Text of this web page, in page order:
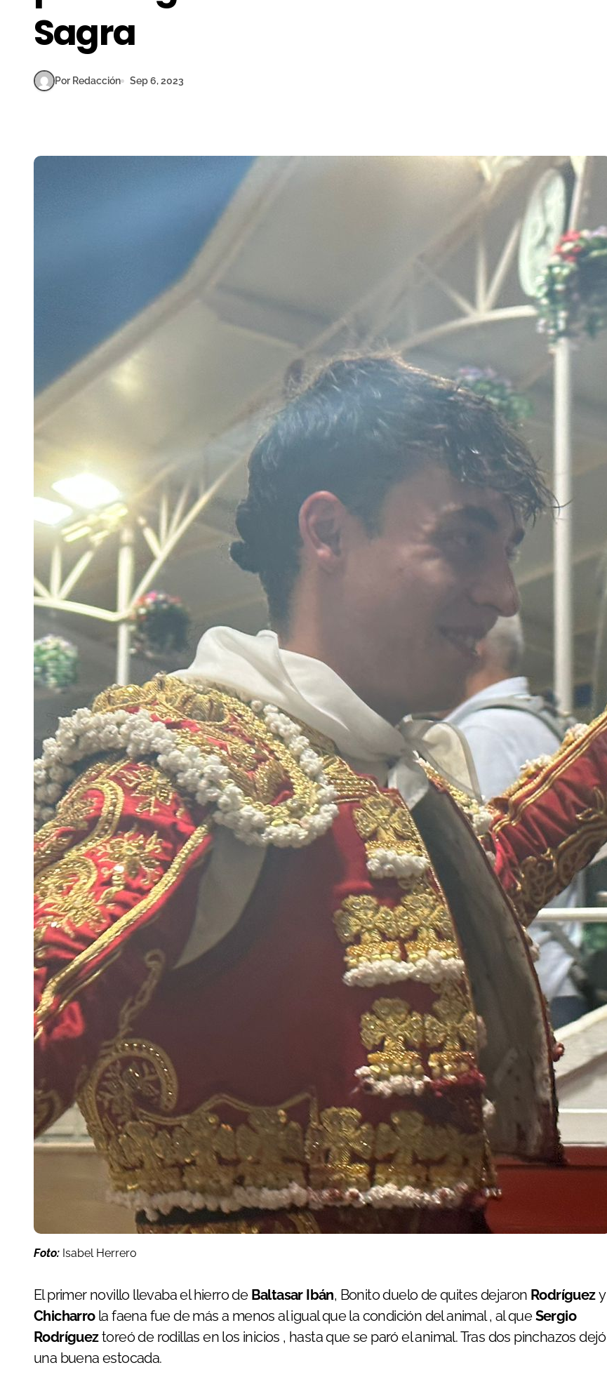
Sagra
Por Redacción Sep 6, 2023
Foto: Isabel Herrero
El primer novillo llevaba el hierro de Baltasar Ibán, Bonito duelo de quites dejaron Rodríguezy
Chicharro la faena fue de más a menos al igual que la condición del animal , al queSergio
Rodrígueztoreó de rodillas en los inicios , hasta que se paró el animal. Tras dos pinchazos dejó
una buena estocada.